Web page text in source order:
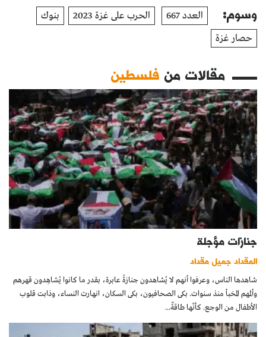
وسوم: العدد 667 الحرب على غزة 2023
بنوك
حصار غزة
مقالات من فلسطين
جنازات مؤجلة
المقداد جميل مقداد
شاهدها الناس، وعرفوا أنهم لا يُشاهدون جنازةً عابرة، بقدر ما كانوا يُشاهِدون قهرهم
وألمهم المخبأ منذ سنوات. بكى الصحافيون، بكى السكان، انهارت النساء، وذابت قلوب
الأطفال من الوجع. كأنّها طاقةٌ...